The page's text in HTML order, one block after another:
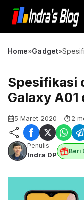
Langsung
isi
Home»Gadget»
Spesifikasi
Galaxy A01
5 Maret 2020— 2
Penulis
Indra DP Beri